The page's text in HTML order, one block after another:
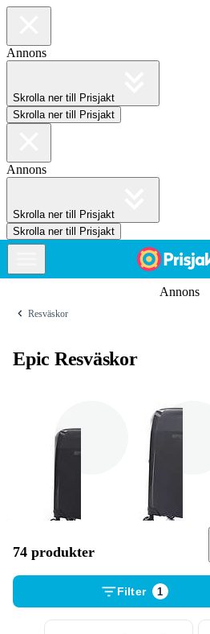
Annons
Skrolla ner till Prisjakt
Skrolla ner till Prisjakt
Annons
Skrolla ner till Prisjakt
Skrolla ner till Prisjakt
Annons
Resväskor
Epic Resväskor
Stor Resväska
74 produkter
Filter 1